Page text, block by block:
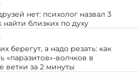
нет: психолог назвал 3
найти близких по духу
берегут, а надо резать: как
«паразитов»-волчков в
ветки за 2 минуты